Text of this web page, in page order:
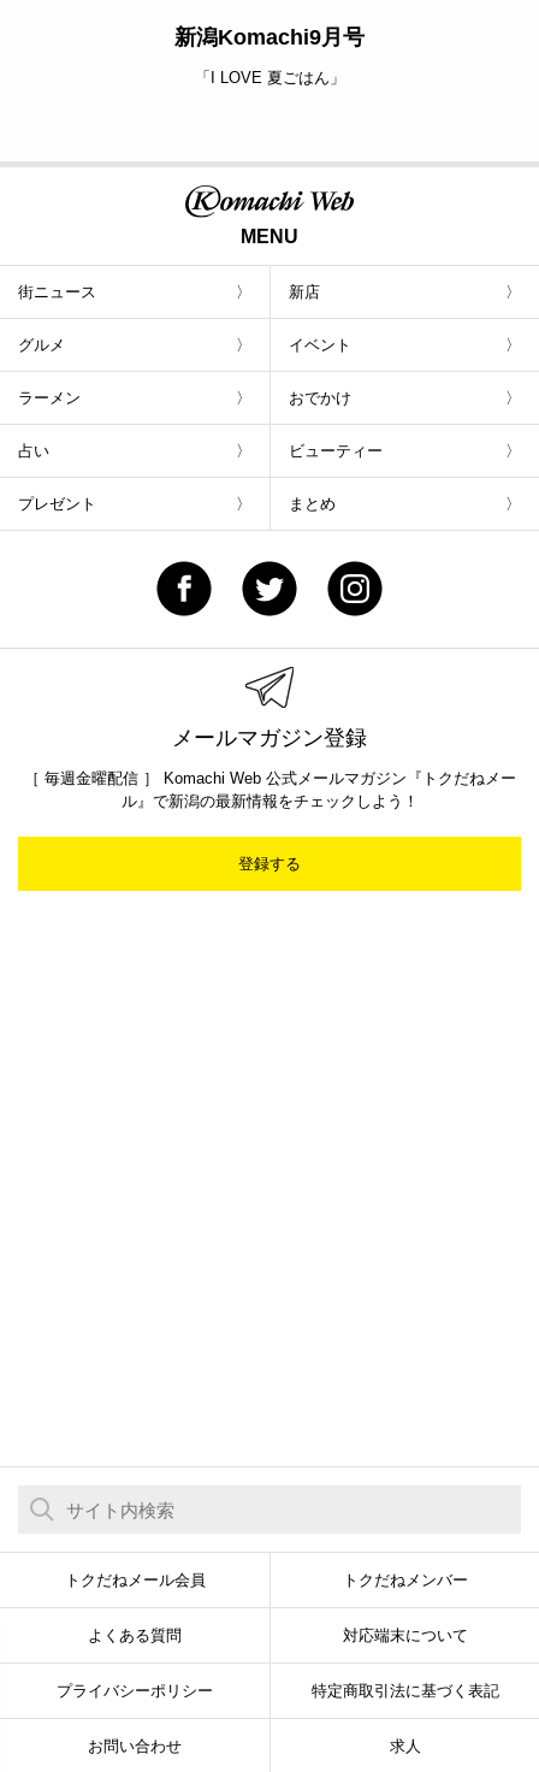
新潟Komachi9月号
「I LOVE 夏ごはん」
MENU
街ニュース 新店
グルメ イベント
ラーメン おでかけ
占い ビューティー
プレゼント まとめ
メールマガジン登録
［ 毎週金曜配信 ］ Komachi Web 公式メールマガジン『トクだねメー
ル』で新潟の最新情報をチェックしよう！
登録する
トクだねメール会員 トクだねメンバー
よくある質問 対応端末について
プライバシーポリシー 特定商取引法に基づく表記
お問い合わせ 求人